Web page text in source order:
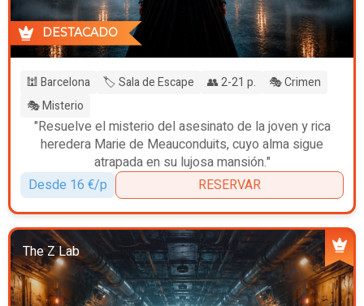
DESTACADO
🕍 Barcelona 🏷️ Sala de Escape 👥 2-21 p.
🎭 Crimen
🎭 Misterio
"Resuelve el misterio del asesinato de la joven y rica
heredera Marie de Meauconduits, cuyo alma sigue
atrapada en su lujosa mansión."
Desde 16 €/p
RESERVAR
The Z Lab